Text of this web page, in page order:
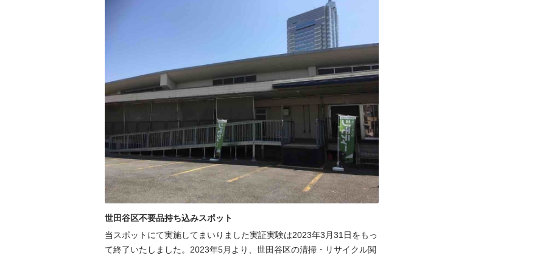
世田谷区不要品持ち込みスポット
当スポットにて実施してまいりました実証実験は2023年3月31日をもっ
て終了いたしました。2023年5月より、世田谷区の清掃・リサイクル関